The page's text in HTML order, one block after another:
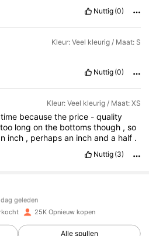
Nuttig (0)
Kleur: Veel kleurig / Maat: S
Nuttig (0)
Kleur: Veel kleurig / Maat: XS
time because the price - quality
too longonthe bottomsthough ,so
inch , perhapsan inchanda half .
Nuttig (3)
dag geleden
geleden 25K Opnieuw kopen
Alle spullen